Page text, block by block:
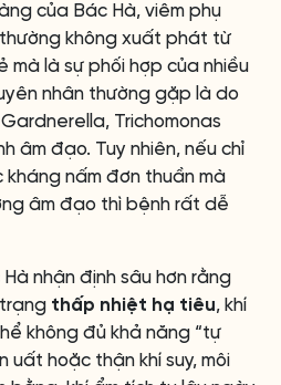
của Bác Hà, viêm phụ
không xuất phát từ
mà là sự phối hợp của nhiều
nhân thường gặp là do
Trichomonas
âm đạo. Tuy nhiên, nếu chỉ
kháng nấm đơn thuần mà
âm đạo thì bệnh rất dễ
nhận định sâu hơn rằng
thấp nhiệt hạ tiêu, khí
không đủ khả năng “tự
uất hoặc thận khí suy, môi